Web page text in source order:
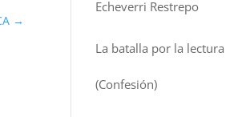
→
Echeverri Restrepo
La batalla por la lectura
(Confesión)